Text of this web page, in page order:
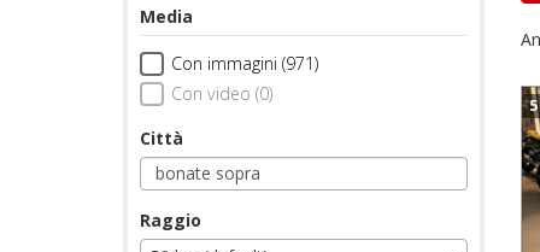
Media
Con immagini (971)
Con video (0)
Città
Raggio